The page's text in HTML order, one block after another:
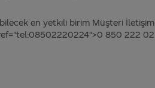
en yetkili birim Müşteri İletişim
850 222 02